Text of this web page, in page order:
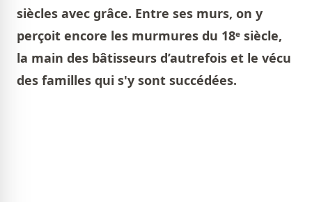
siècles avec grâce. Entre ses murs, on y
perçoit encore les murmures du 18ᵉ siècle,
la main des bâtisseurs d’autrefois et le vécu
des familles qui s'y sont succédées.